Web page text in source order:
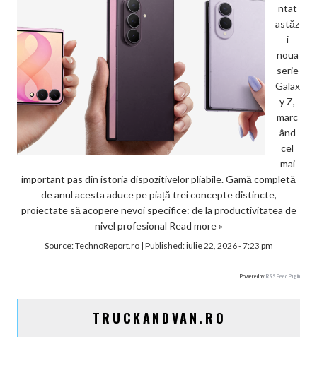
ntat
astăz
i
noua
serie
Galax
y Z,
marc
ând
cel
mai
important pas din istoria dispozitivelor pliabile. Gamă completă
de anul acesta aduce pe piață trei concepte distincte,
proiectate să acopere nevoi specifice: de la productivitatea de
nivel profesional Read more »
Source:TechnoReport.ro| Published:iulie 22, 2026 - 7:23 pm
Powered by RSS Feed Plugin
TRUCKANDVAN.RO